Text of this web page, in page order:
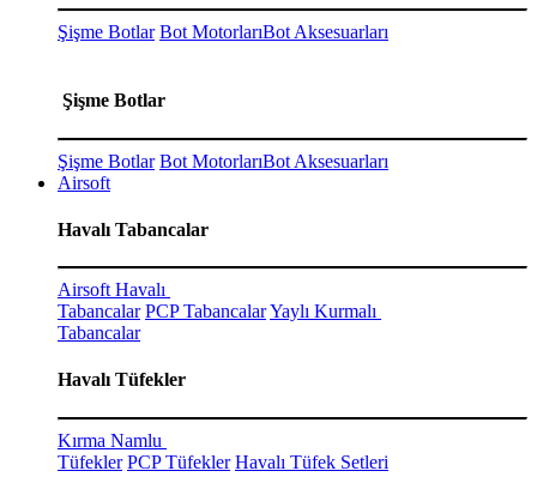
Şişme Botlar Bot MotorlarıBot Aksesuarları
Şişme Botlar
Şişme Botlar Bot MotorlarıBot Aksesuarları
Airsoft
Havalı Tabancalar
Airsoft Havalı
Tabancalar PCP TabancalarYaylı Kurmalı
Tabancalar
Havalı Tüfekler
Kırma Namlu
Tüfekler PCP Tüfekler Havalı Tüfek Setleri